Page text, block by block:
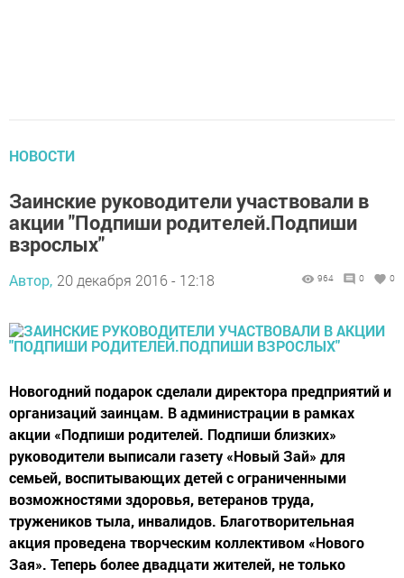
НОВОСТИ
Заинские руководители участвовали в
акции "Подпиши родителей.Подпиши
взрослых"
Автор, 20 декабря 2016 - 12:18 964 0 0
Новогодний подарок сделали директора предприятий и
организаций заинцам. В администрации в рамках
акции «Подпиши родителей. Подпиши близких»
руководители выписали газету «Новый Зай» для
семьей, воспитывающих детей с ограниченными
возможностями здоровья, ветеранов труда,
тружеников тыла, инвалидов. Благотворительная
акция проведена творческим коллективом «Нового
Зая». Теперь более двадцати жителей, не только